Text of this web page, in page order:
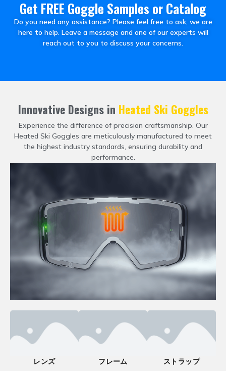
Get FREE Goggle Samples or Catalog
Do you need any assistance? Please feel free to ask; we are
here to help. Leave a message and one of our experts will
reach out to you to discuss your concerns.
Innovative Designs in Heated Ski Goggles
Experience the difference of precision craftsmanship. Our
Heated Ski Goggles are meticulously manufactured to meet
the highest industry standards, ensuring durability and
performance.
レンズ
フレーム
ストラップ